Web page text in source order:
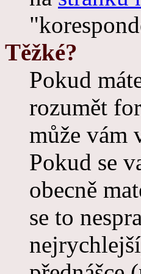
Těžké?
Pokud
rozumět
může vám
Pokud se
obecně
se to